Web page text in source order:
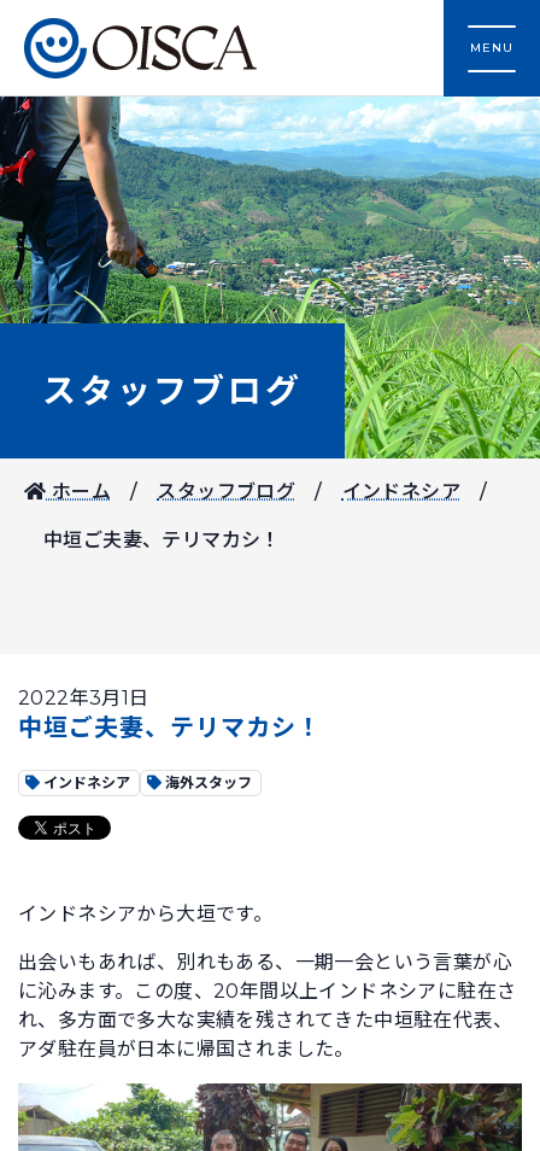
MENU
スタッフブログ
ホーム スタッフブログ インドネシア
中垣ご夫妻、テリマカシ！
2022年3月1日
中垣ご夫妻、テリマカシ！
インドネシア 海外スタッフ
インドネシアから大垣です。
出会いもあれば、別れもある、一期一会という言葉が心
に沁みます。この度、20年間以上インドネシアに駐在さ
れ、多方面で多大な実績を残されてきた中垣駐在代表、
アダ駐在員が日本に帰国されました。